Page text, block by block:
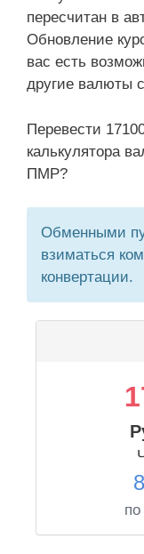
пересчитан в
Обновление
вас есть
другие валюты
Перевести
калькулятора
ПМР?
Обменными
взиматься
конвертации.
по